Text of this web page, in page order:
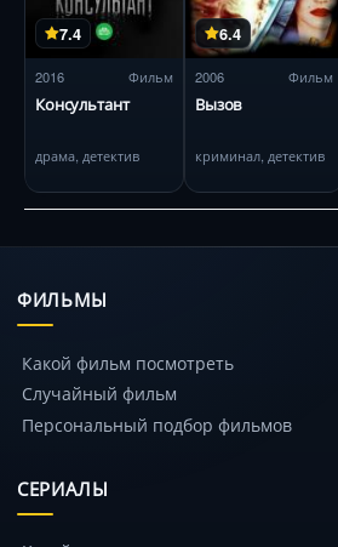
7.4
2016 Фильм
Консультант
драма, детектив
6.4
2006 Фильм
Вызов
криминал, детектив
ФИЛЬМЫ
Какой фильм посмотреть
Случайный фильм
Персональный подбор фильмов
СЕРИАЛЫ